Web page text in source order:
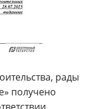
рады
получено